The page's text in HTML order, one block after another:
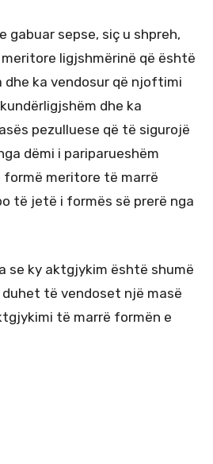
gabuar sepse, siç u shpreh,
meritore ligjshmërinë që është
ka vendosur që njoftimi
dhe ka
pezulluese që të sigurojë
dëmi i pariparueshëm
formë meritore të marrë
të jetë i formës së prerë nga
se ky aktgjykim është shumë
të vendoset një masë
të marrë formën e